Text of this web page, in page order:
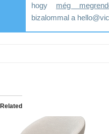
hogy még
bizalommal a
Related